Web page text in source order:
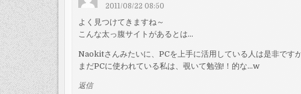
シ
ョ
ン
2011/08/22 08:50
よく見つけてきますね～
こんな太っ腹サイトがあるとは…
Naokitさんみたいに、PCを上手に活用している人は是非ですか
まだPCに使われている私は、覗いて勉強!！的な…w
返信